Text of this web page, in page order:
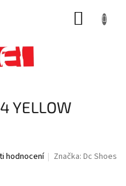
YELLOW
hodnocení Značka:Dc Shoes